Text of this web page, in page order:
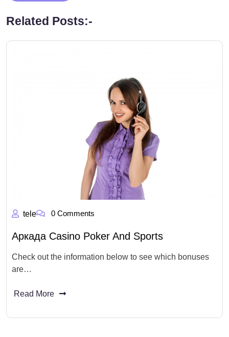
Related Posts:-
tele 0 Comments
Аркада Casino Poker And Sports
Check out the information below to see which bonuses
are…
Read More